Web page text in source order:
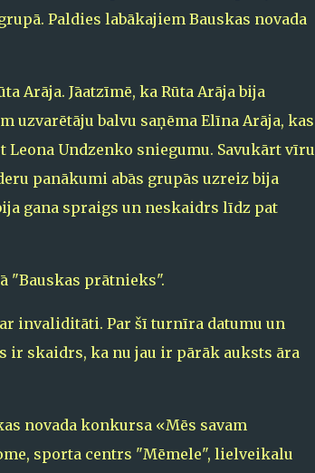
Paldies labākajiem Bauskas novada
Arāja. Jāatzīmē, ka Rūta Arāja bija
uzvarētāju balvu saņēma Elīna Arāja, kas
Undzenko sniegumu. Savukārt vīru
panākumi abās grupās uzreiz bija
gana spraigs un neskaidrs līdz pat
"Bauskas prātnieks".
invaliditāti. Par šī turnīra datumu un
ir skaidrs, ka nu jau ir pārāk auksts āra
novada konkursa «Mēs savam
sporta centrs "Mēmele", lielveikalu